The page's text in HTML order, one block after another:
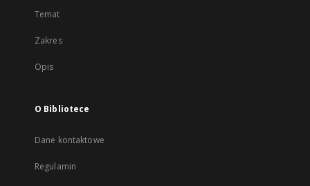
Temat
Zakres
Opis
O Bibliotece
Dane kontaktowe
Regulamin